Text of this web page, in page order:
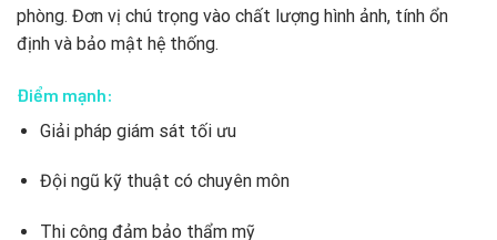
phòng. Đơn vị chú trọng vào chất lượng hình ảnh, tính ổn
định và bảo mật hệ thống.
Điểm mạnh:
Giải pháp giám sát tối ưu
Đội ngũ kỹ thuật có chuyên môn
Thi công đảm bảo thẩm mỹ